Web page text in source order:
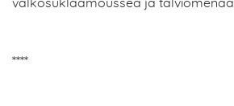
valkosuklaamoussea ja talviomenaa
****